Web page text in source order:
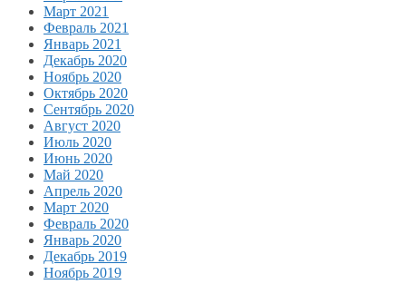
Март 2021
Февраль 2021
Январь 2021
Декабрь 2020
Ноябрь 2020
Октябрь 2020
Сентябрь 2020
Август 2020
Июль 2020
Июнь 2020
Май 2020
Апрель 2020
Март 2020
Февраль 2020
Январь 2020
Декабрь 2019
Ноябрь 2019